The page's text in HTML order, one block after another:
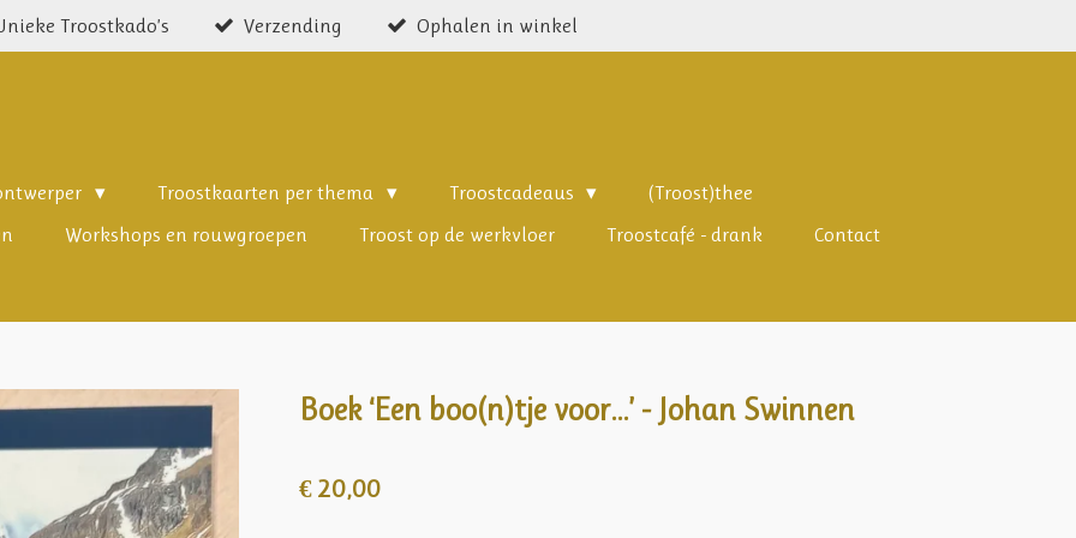
Troostkado’s Verzending Ophalen in winkel
Troostkaarten per thema Troostcadeaus
(Troost)thee
Workshops en rouwgroepen Troost op de werkvloer Troostcafé - drank
Contact
Boek ‘Een boo(n)tje voor…’ - Johan Swinnen
€ 20,00